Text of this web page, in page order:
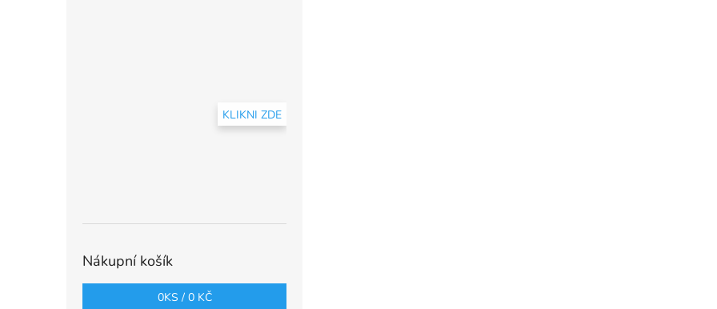
KLIKNI ZDE
Nákupní košík
0KS / 0 KČ